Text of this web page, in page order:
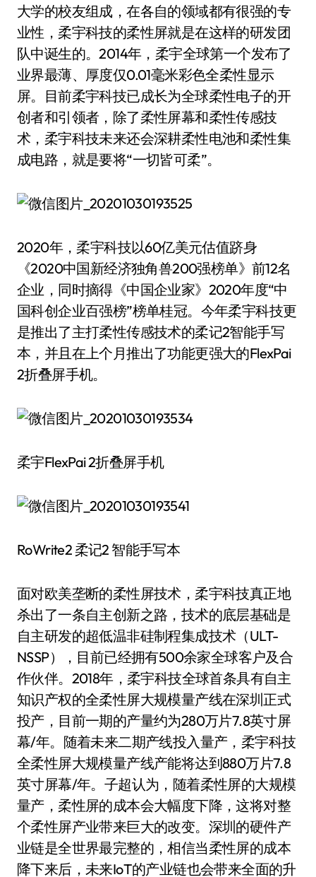
大学的校友组成，在各自的领域都有很强的专
业性，柔宇科技的柔性屏就是在这样的研发团
队中诞生的。2014年，柔宇全球第一个发布了
业界最薄、厚度仅0.01毫米彩色全柔性显示
屏。目前柔宇科技已成长为全球柔性电子的开
创者和引领者，除了柔性屏幕和柔性传感技
术，柔宇科技未来还会深耕柔性电池和柔性集
成电路，就是要将“一切皆可柔”。
2020年，柔宇科技以60亿美元估值跻身
《2020中国新经济独角兽200强榜单》前12名
企业，同时摘得《中国企业家》2020年度“中
国科创企业百强榜”榜单桂冠。今年柔宇科技更
是推出了主打柔性传感技术的柔记2智能手写
本，并且在上个月推出了功能更强大的FlexPai
2折叠屏手机。
柔宇FlexPai 2折叠屏手机
RoWrite2 柔记2 智能手写本
面对欧美垄断的柔性屏技术，柔宇科技真正地
杀出了一条自主创新之路，技术的底层基础是
自主研发的超低温非硅制程集成技术（ULT-
NSSP），目前已经拥有500余家全球客户及合
作伙伴。2018年，柔宇科技全球首条具有自主
知识产权的全柔性屏大规模量产线在深圳正式
投产，目前一期的产量约为280万片7.8英寸屏
幕/年。随着未来二期产线投入量产，柔宇科技
全柔性屏大规模量产线产能将达到880万片7.8
英寸屏幕/年。子超认为，随着柔性屏的大规模
量产，柔性屏的成本会大幅度下降，这将对整
个柔性屏产业带来巨大的改变。深圳的硬件产
业链是全世界最完整的，相信当柔性屏的成本
降下来后，未来IoT的产业链也会带来全面的升